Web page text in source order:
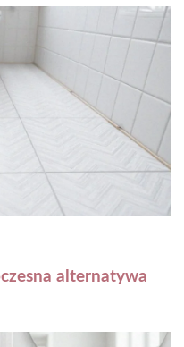
alternatywa